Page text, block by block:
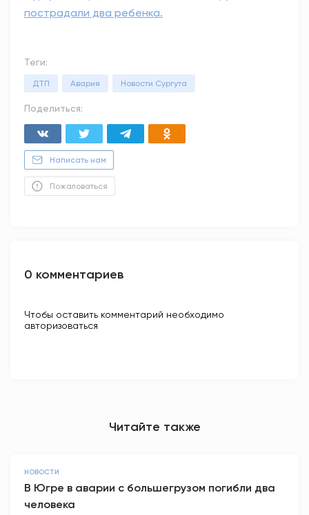
пострадали два ребенка.
Теги:
ДТП Авария Новости Сургута
Поделиться:
Написать нам
Пожаловаться
0 комментариев
Чтобы оставить комментарий необходимо
авторизоваться
Читайте также
НОВОСТИ
В Югре в аварии с большегрузом погибли два
человека